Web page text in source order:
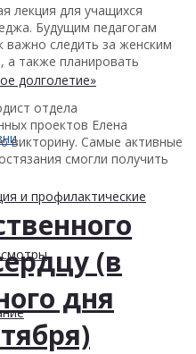
долголетие»
и профилактические
лекция для учащихся
Будущим педагогам
важно следить за женским
а также планировать
отдела
проектов Елена
викторину. Самые активные
смогли получить
(в
дня